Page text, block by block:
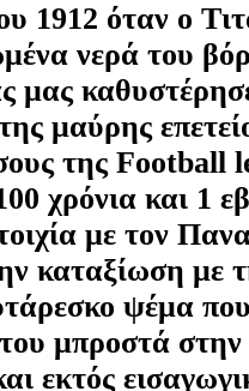
1912 όταν ο
νερά του
μας
μαύρης
της Football
χρόνια και 1
με τον
καταξίωση με
ψέμα
μπροστά
εκτός